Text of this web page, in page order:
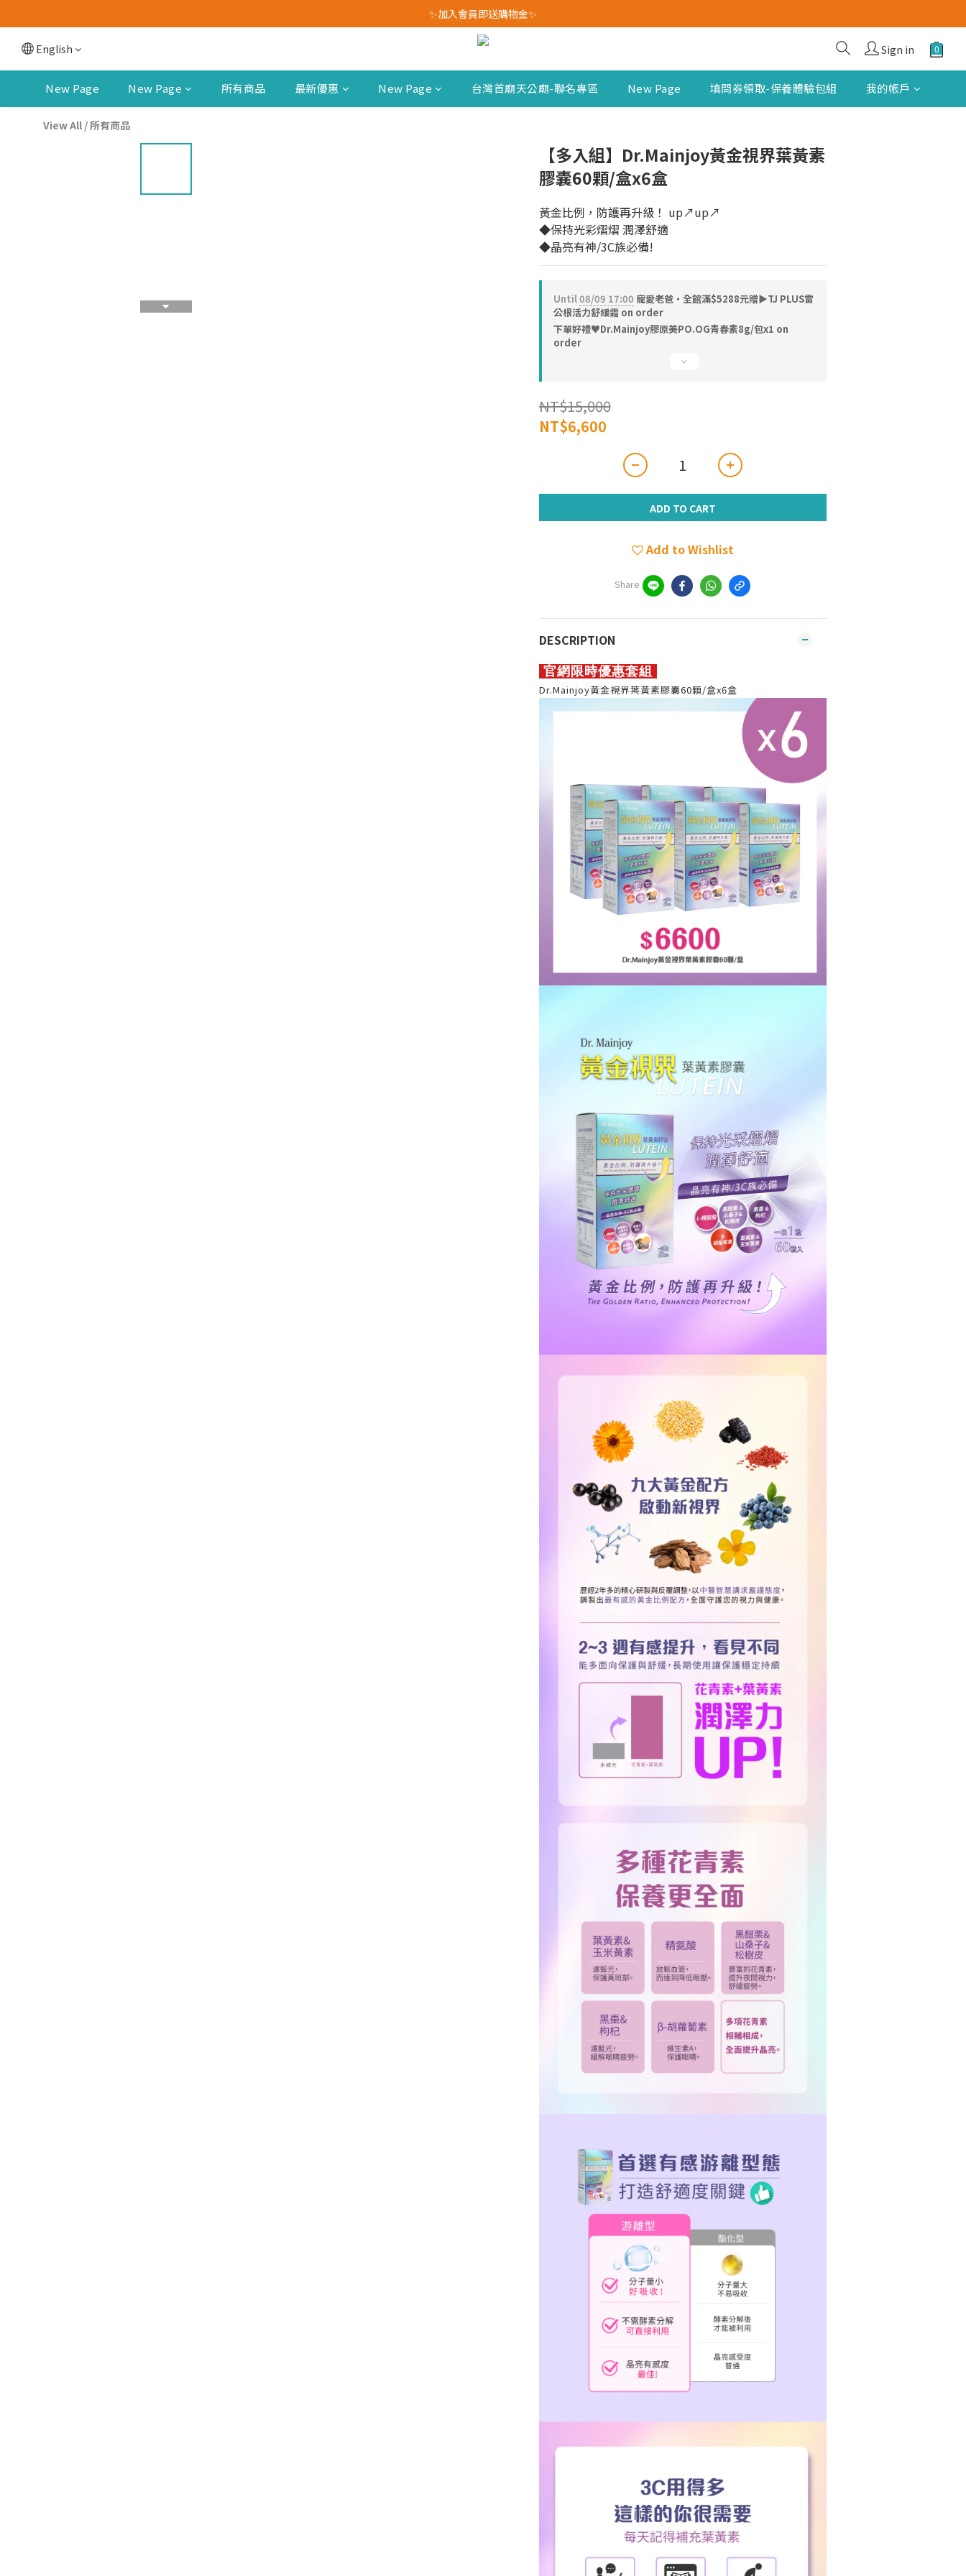
我愛爸爸★全館消費滿$528元免運費(活動至8/10)
✨加入會員即送購物金✨
我愛爸爸★全館消費滿$528元免運費(活動至8/10)
English Sign in
New Page New Page 所有商品 最新優惠 New Page 台灣首廟天公廟-聯名專區 New Page 填問券領取-保養體驗包組 我的帳戶
View All /所有商品
【多入組】Dr.Mainjoy黃金視界葉黃素
膠囊60顆/盒x6盒
黃金比例，防護再升級！ up↗up↗
◆保持光彩熠熠 潤澤舒適
◆晶亮有神/3C族必備!
Until08/09 17:00 寵愛老爸・全館滿$5288元贈▶TJ PLUS雷
公根活力舒緩霜 on order
下單好禮♥︎Dr.Mainjoy膠原美PO.OG青春素8g/包x1 on
order
NT$15,000
NT$6,600
ADD TO CART
Add to Wishlist
Share
DESCRIPTION
官網 限時優惠套組
Dr.Mainjoy黃金視界葉黃素膠囊60顆/盒x6盒